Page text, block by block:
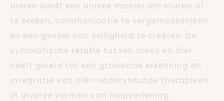
dieren biedt een unieke manier om muren af
te breken, communicatie te vergemakkelijken
en een gevoel van veiligheid te creëren. De
symbiotische relatie tussen mens en dier
heeft geleid tot een groeiende erkenning en
integratie van dier-ondersteunde therapieën
in diverse vormen van hulpverlening.